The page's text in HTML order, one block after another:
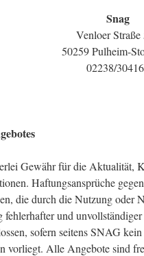
Snag
Venloer Straße
50259 Pulheim-
02238/
Gewähr für die Aktualität,
Haftungsansprüche
die durch die Nutzung oder
und
sofern seitens SNAG
vorliegt. Alle Angebote sind